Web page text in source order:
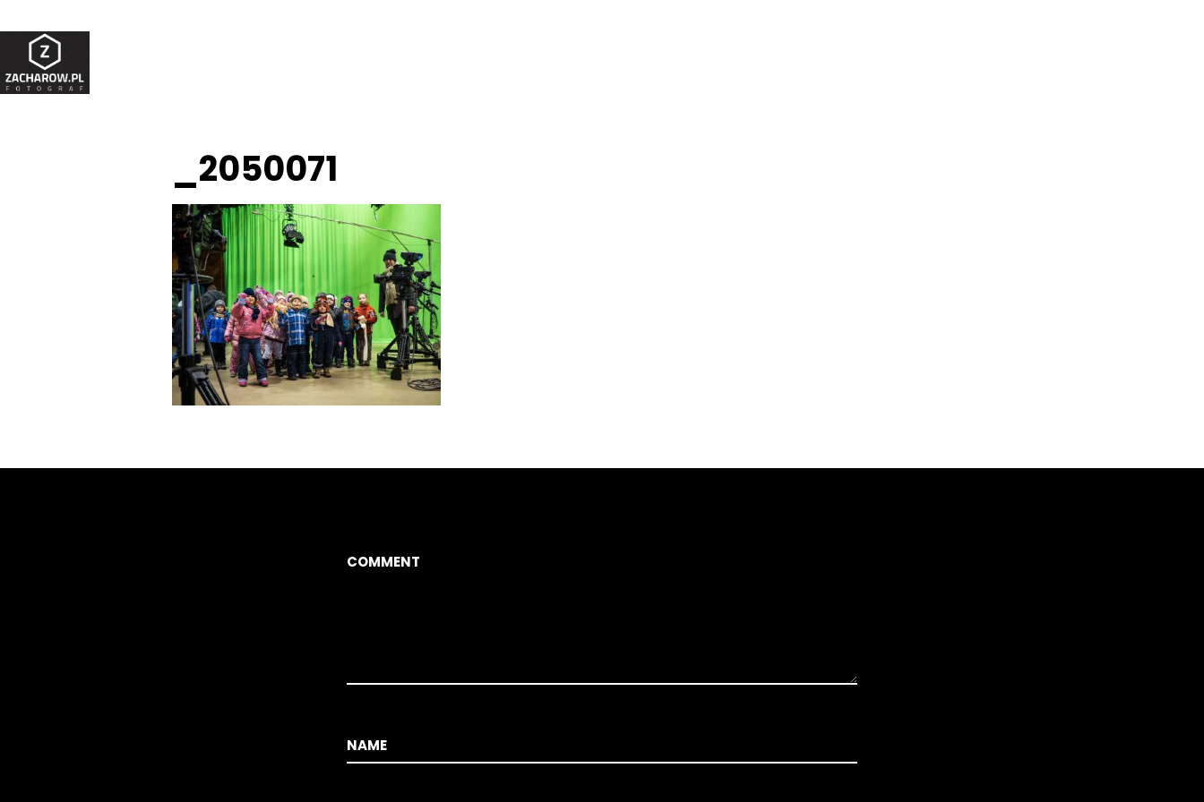
_2050071